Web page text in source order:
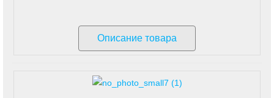
Описание товара